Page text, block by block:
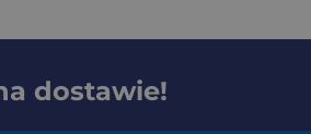
dostawie!